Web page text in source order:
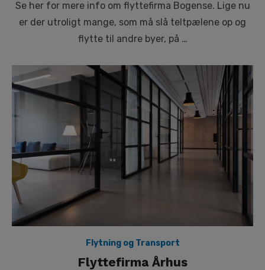
Se her for mere info om flyttefirma Bogense. Lige nu
er der utroligt mange, som må slå teltpælene op og
flytte til andre byer, på …
Flytning og Transport
Flyttefirma Århus